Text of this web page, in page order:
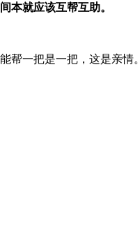
本就应该互帮互助。
帮一把是一把，这是亲情。